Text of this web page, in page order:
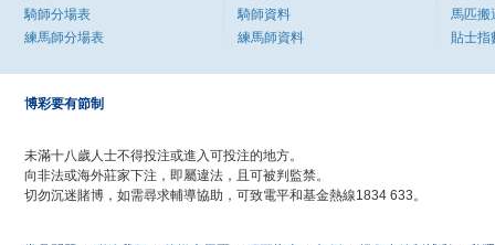
騎師分場表
練馬師分場表
騎師資料
練馬師資料
馬匹搬
貼士指
博彩要有節制
未滿十八歲人士不得投注或進入可投注的地方。
向非法或海外莊家下注，即屬違法，且可被判監禁。
切勿沉迷賭博，如需尋求輔導協助，可致電平和基金熱線1834 633。